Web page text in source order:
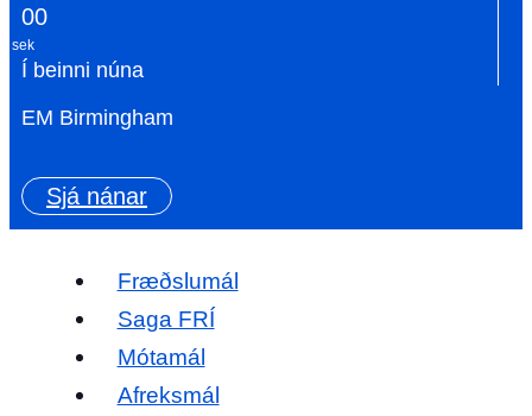
00
sek
Í beinni núna
EM Birmingham
Sjá nánar
Fræðslumál
Saga FRÍ
Mótamál
Afreksmál